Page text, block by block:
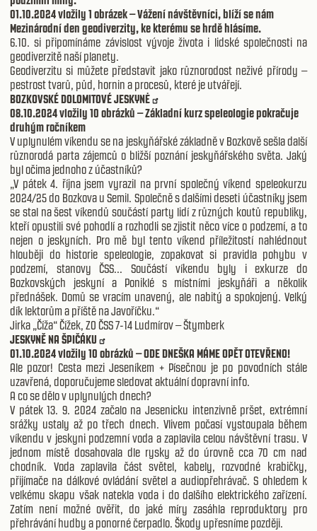
01.10.2024 vložily 1 obrázek – Vážení návštěvníci, blíží se nám
Mezinárodní den geodiverzity, ke kterému se hrdě hlásíme.
6.10. si připomínáme závislost vývoje života i lidské společnosti na
geodiverzitě naší planety.
Geodiverzitu si můžete představit jako různorodost neživé přírody –
pestrost tvarů, půd, hornin a procesů, které je utvářejí.
BOZKOVSKÉ DOLOMITOVÉ JESKYNĖ
08.10.2024 vložily 10 obrázků –Základní kurz speleologie pokračuje
druhým ročníkem
V uplynulém víkendu se na jeskyňářské základně v Bozkově sešla další
různorodá parta zájemců o bližší poznání jeskyňářského světa. Jaký
byl očima jednoho z účastníků?
„V pátek 4. října jsem vyrazil na první společný víkend speleokurzu
2024/25 do Bozkova u Semil. Společně s dalšími deseti účastníky jsem
se stal na šest víkendů součástí party lidí z různých koutů republiky,
kteří opustili své pohodlí a rozhodli se zjistit něco více o podzemí, a to
nejen o jeskyních. Pro mě byl tento víkend příležitostí nahlédnout
hlouběji do historie speleologie, zopakovat si pravidla pohybu v
podzemí, stanovy ČSS... Součástí víkendu byly i exkurze do
Bozkovských jeskyní a Poniklé s místními jeskyňáři a několik
přednášek. Domů se vracím unavený, ale nabitý a spokojený. Velký
dík lektorům a příště na Javoříčku.“
Jirka „Číža“ Čížek, ZO ČSS 7-14 Ludmírov – Štymberk
JESKYNĚ NA ŠPIČÁKU
01.10.2024 vložily 10 obrázků – ODE DNEŠKA MÁME OPĚT OTEVŘENO!
Ale pozor! Cesta mezi Jeseníkem + Písečnou je po povodních stále
uzavřená, doporučujeme sledovat aktuální dopravní info.
A co se dělo v uplynulých dnech?
V pátek 13. 9. 2024 začalo na Jesenicku intenzivně pršet, extrémní
srážky ustaly až po třech dnech. Vlivem počasí vystoupala během
víkendu v jeskyni podzemní voda a zaplavila celou návštěvní trasu. V
jednom místě dosahovala dle rysky až do úrovně cca 70 cm nad
chodník. Voda zaplavila část světel, kabely, rozvodné krabičky,
přijímače na dálkové ovládání světel a audiopřehrávač. S ohledem k
velkému skapu však natekla voda i do dalšího elektrického zařízení.
Zatím není možné ověřit, do jaké míry zasáhla reproduktory pro
přehrávání hudby a ponorné čerpadlo. Škody upřesníme později.